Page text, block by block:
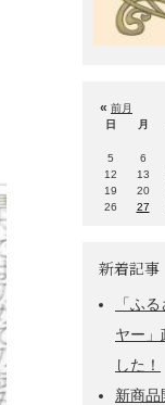
« 前月
日 月
5
6
12
13
19
20
26
27
新着記事
「ふ
ヤー」
した！
新商品